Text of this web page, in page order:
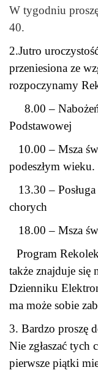
W tygodniu
40.
2.Jutro
przeniesiona ze
rozpoczynamy
8.00 –
Podstawowej
10.00 – Msza
podeszłym
13.30 –
chorych
18.00 – Msza
Program
także znajduje się
Dzienniku
ma może sobie
3. Bardzo proszę
Nie zgłaszać
pierwsze piątki